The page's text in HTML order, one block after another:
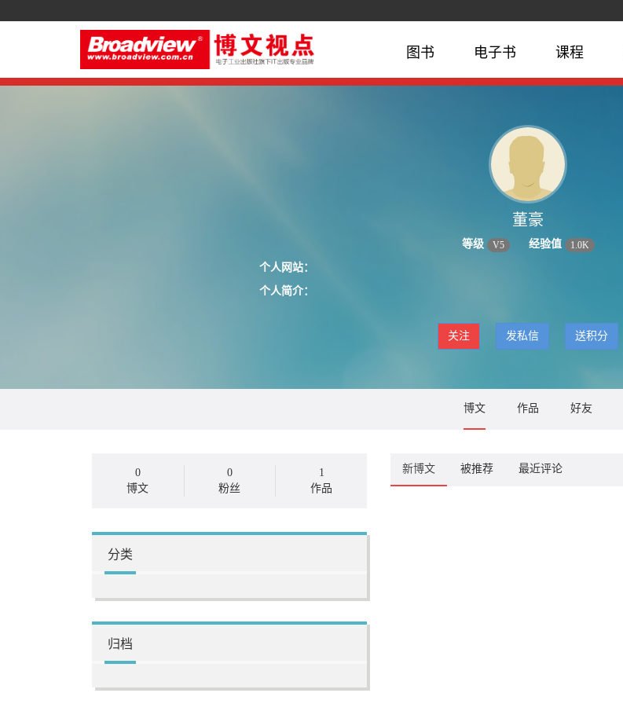
图书 电子书 课程
董豪
等级 V5 经验值 1.0K
个人网站：
个人简介：
关注 发私信 送积分
博文 作品 好友
0
博文
0
粉丝
1
作品
分类
归档
新博文 被推荐 最近评论